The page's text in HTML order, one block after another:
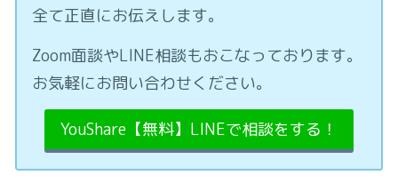
全て正直にお伝えします。
Zoom面談やLINE相談もおこなっております。
お気軽にお問い合わせください。
YouShare【無料】LINEで相談をする！